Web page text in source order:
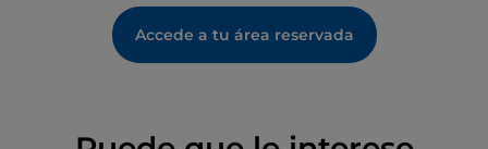
Accede a tu área reservada